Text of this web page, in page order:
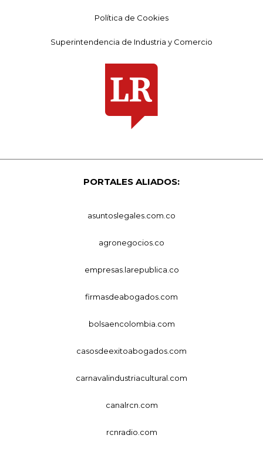
Política de Cookies
Superintendencia de Industria y Comercio
PORTALES ALIADOS:
asuntoslegales.com.co
agronegocios.co
empresas.larepublica.co
firmasdeabogados.com
bolsaencolombia.com
casosdeexitoabogados.com
carnavalindustriacultural.com
canalrcn.com
rcnradio.com